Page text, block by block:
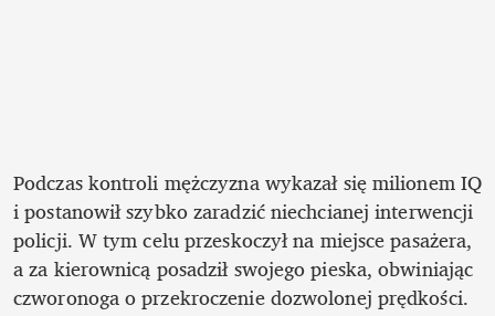
Podczas kontroli mężczyzna wykazał się milionem IQ
i postanowił szybko zaradzić niechcianej interwencji
policji. W tym celu przeskoczył na miejsce pasażera,
a za kierownicą posadził swojego pieska, obwiniając
czworonoga o przekroczenie dozwolonej prędkości.